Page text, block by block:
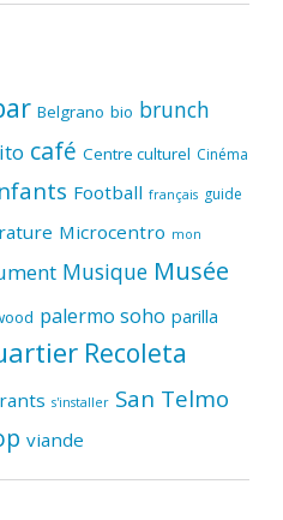
Belgrano bio brunch
café Centre culturel Cinéma
Football français guide
Microcentro mon
Musique Musée
palermo soho parilla
Recoleta
s'installer San Telmo
viande